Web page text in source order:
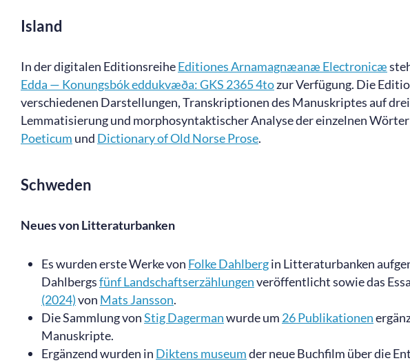
Island
In der digitalen EditionsreiheEditiones Arnamagnæanæ Electronicæ
Edda — Konungsbók eddukvæða: GKS 2365 4tozur Verfügung. Die
verschiedenen Darstellungen, Transkriptionen des Manuskriptes auf
Lemmatisierung und morphosyntaktischer Analyse der einzelnen
Poeticum und Dictionary of Old Norse Prose.
Schweden
Neues von Litteraturbanken
Es wurden erste Werke von Folke Dahlbergin Litteraturbanken
Dahlbergsfünf Landschaftserzählungenveröffentlicht sowie das
(2024)von Mats Jansson.
Die Sammlung vonStig Dagermanwurde um 26 Publikationen
Manuskripte.
Ergänzend wurden in Diktens museumder neue Buchfilm über die